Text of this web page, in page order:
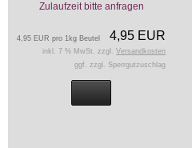
Zulaufzeit bitte anfragen
4,95 EUR
4,95 EUR pro 1kg Beutel
inkl. 7 % MwSt. zzgl. Versandkosten
ggf. zzgl. Sperrgutzuschlag